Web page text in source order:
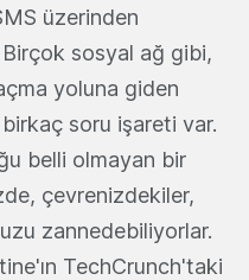
üzerinden
Birçok sosyal ağ gibi,
yoluna giden
soru işareti var.
belli olmayan bir
çevrenizdekiler,
zannedebiliyorlar.
TechCrunch'taki